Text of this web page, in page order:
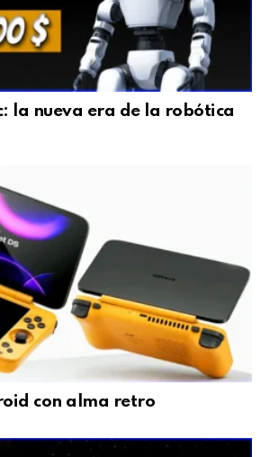
la nueva era de la robótica
con alma retro